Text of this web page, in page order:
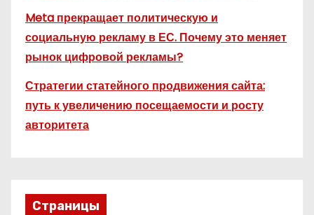
Meta прекращает политическую и
социальную рекламу в ЕС. Почему это меняет
рынок цифровой рекламы?
Стратегии статейного продвижения сайта:
путь к увеличению посещаемости и росту
авторитета
Страницы